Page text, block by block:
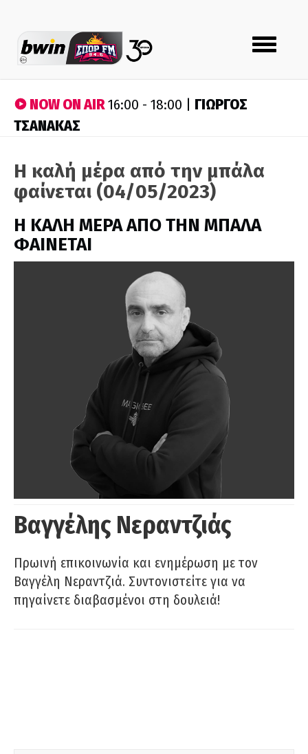
Toggle
navigation
NOW ON AIR16:00 - 18:00 | ΓΙΩΡΓΟΣ
ΤΣΑΝΑΚΑΣ
Η καλή μέρα από την μπάλα
φαίνεται (04/05/2023)
H ΚΑΛΗ ΜΕΡΑ ΑΠΟ ΤΗΝ ΜΠΑΛΑ
ΦΑΙΝΕΤΑΙ
Βαγγέλης Νεραντζιάς
Πρωινή επικοινωνία και ενημέρωση με τον
Βαγγέλη Νεραντζιά. Συντονιστείτε για να
πηγαίνετε διαβασμένοι στη δουλειά!